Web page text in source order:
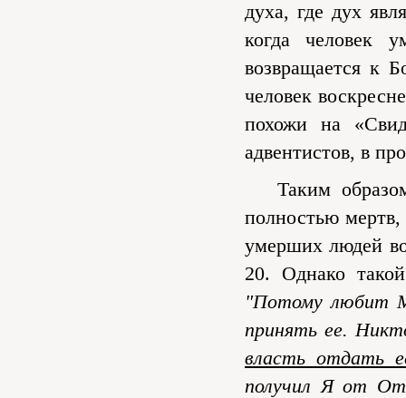
духа, где дух
когда человек
возвращается к
человек
похожи на
адвентистов, в
Таким
полностью
умерших людей
20. Однако
"Потому любит
принять ее.
власть отдать
получил Я от